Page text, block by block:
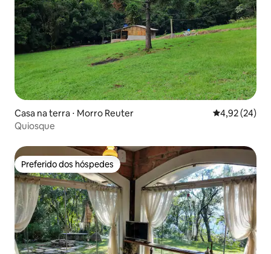
Casa na terra ⋅ Morro Reuter 4,92 de uma
4,92 (24)
Quiosque
Preferido dos hóspedes
Preferido dos hóspedes